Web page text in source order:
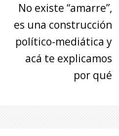
No existe “amarre”,
es una construcción
político-mediática y
acá te explicamos
por qué